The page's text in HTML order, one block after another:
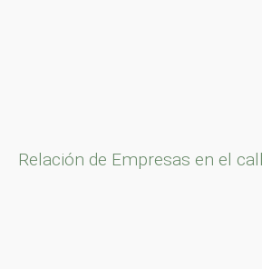
Relación de Empresas en el